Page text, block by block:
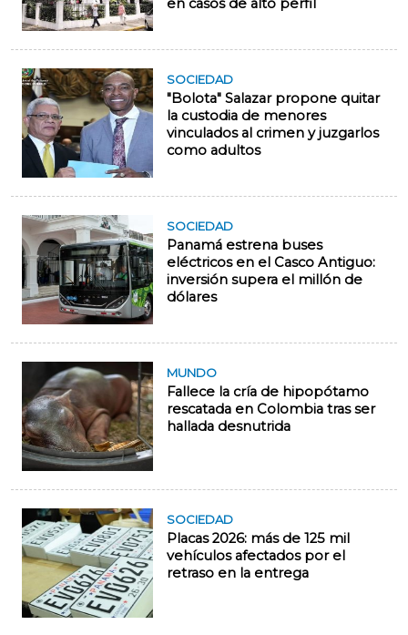
en casos de alto perfil
SOCIEDAD
"Bolota" Salazar propone quitar
la custodia de menores
vinculados al crimen y juzgarlos
como adultos
SOCIEDAD
Panamá estrena buses
eléctricos en el Casco Antiguo:
inversión supera el millón de
dólares
MUNDO
Fallece la cría de hipopótamo
rescatada en Colombia tras ser
hallada desnutrida
SOCIEDAD
Placas 2026: más de 125 mil
vehículos afectados por el
retraso en la entrega